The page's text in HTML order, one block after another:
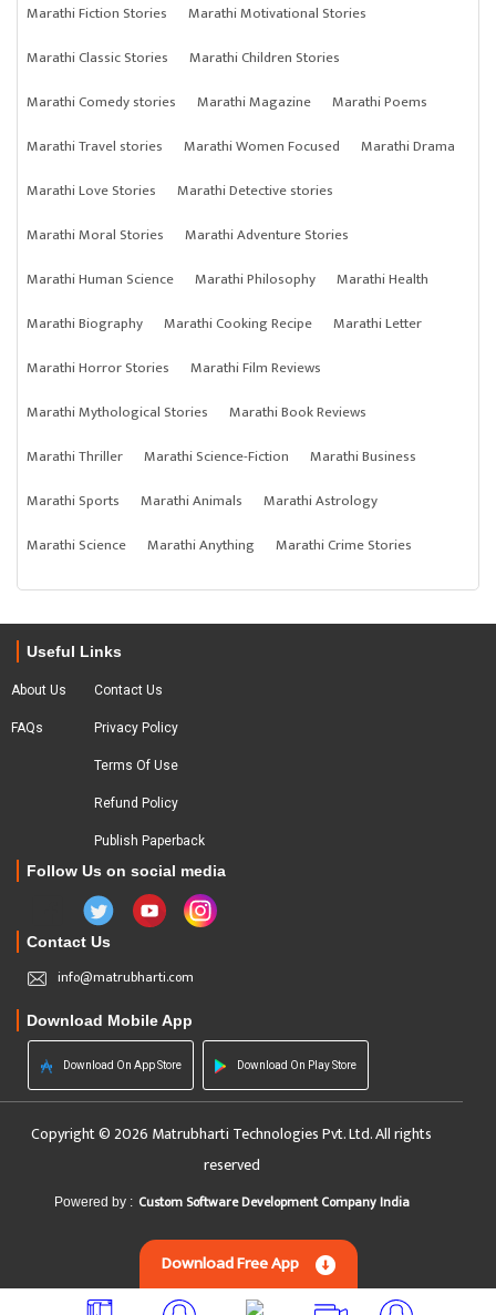
Marathi Fiction Stories
Marathi Motivational Stories
Marathi Classic Stories
Marathi Children Stories
Marathi Comedy stories
Marathi Magazine
Marathi Poems
Marathi Travel stories
Marathi Women Focused
Marathi Drama
Marathi Love Stories
Marathi Detective stories
Marathi Moral Stories
Marathi Adventure Stories
Marathi Human Science
Marathi Philosophy
Marathi Health
Marathi Biography
Marathi Cooking Recipe
Marathi Letter
Marathi Horror Stories
Marathi Film Reviews
Marathi Mythological Stories
Marathi Book Reviews
Marathi Thriller
Marathi Science-Fiction
Marathi Business
Marathi Sports
Marathi Animals
Marathi Astrology
Marathi Science
Marathi Anything Marathi Crime Stories
Useful Links
About Us
FAQs
Contact Us
Privacy Policy
Terms Of Use
Refund Policy
Publish Paperback
Follow Us on social media
Contact Us
info@matrubharti.com
Download Mobile App
Download On App Store Download On Play Store
Copyright © 2026 Matrubharti Technologies Pvt. Ltd. All rights
reserved
Powered by : Custom Software Development Company India
Download Free App